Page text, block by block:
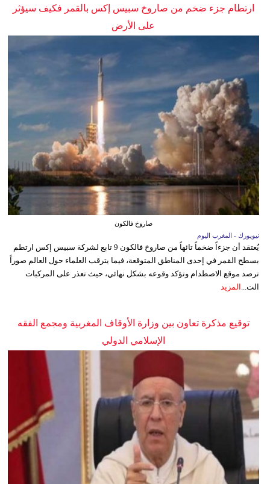
ارتطام جزء ضخم من صاروخ سبيس إكس بالقمر فكيف سيؤثر
على الأرض
صاروخ فالكون
نيويورك - المغرب اليوم
يُعتقد أن جزءاً ضخماً تائهاً من صاروخ فالكون 9 تابع لشركة سبيس إكس ارتطم
بسطح القمر في إحدى المناطق المتوقعة، فيما يترقب العلماء حول العالم صوراً
ترصد موقع الاصطدام وتؤكد وقوعه بشكل نهائي، حيث تعذر على المركبات
الت...
المزيد
توقيع مذكرة تعاون بين وزارة الأوقاف المغربية ومجمع الفقه
الإسلامي الدولي